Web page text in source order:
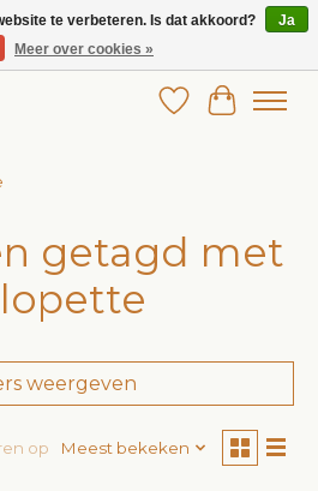
betaalbare kinderkleding!
Verlanglijst
getagd met
weergeven
op Meest bekeken
te verbeteren. Is dat akkoord?
Ja
Meer over cookies »